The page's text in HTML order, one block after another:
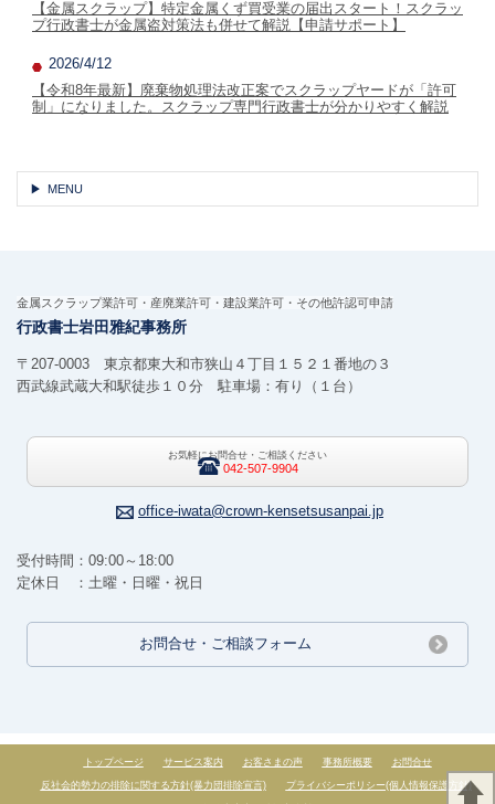
【金属スクラップ】特定金属くず買受業の届出スタート！スクラッ
プ行政書士が金属盗対策法も併せて解説【申請サポート】
2026/4/12
【令和8年最新】廃棄物処理法改正案でスクラップヤードが「許可
制」になりました。スクラップ専門行政書士が分かりやすく解説
MENU
金属スクラップ業許可・産廃業許可・建設業許可・その他許認可申請
行政書士岩田雅紀事務所
〒207-0003 東京都東大和市狭山４丁目１５２１番地の３
西武線武蔵大和駅徒歩１０分 駐車場：有り（１台）
お気軽にお問合せ・ご相談ください
042-507-9904
office-iwata@crown-kensetsusanpai.jp
受付時間：09:00～18:00
定休日 ：土曜・日曜・祝日
お問合せ・ご相談フォーム
トップページ サービス案内 お客さまの声 事務所概要
お問合せ
反社会的勢力の排除に関する方針(暴力団排除宣言)
プライバシーポリシー(個人情報保護方針)